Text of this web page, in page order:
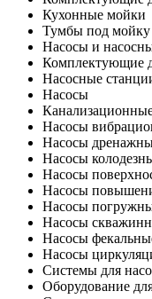
Кухонные мойки
Тумбы под мойку
Насосы и
Комплектующие
Насосные
Насосы
Насосы
Насосы
Насосы
Насосы
Насосы
Насосы
Насосы
Насосы
Насосы
Системы для
Оборудование